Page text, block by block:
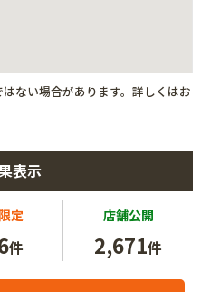
ない場合があります。詳しくはお
表示
定
件
店舗公開
2,671件